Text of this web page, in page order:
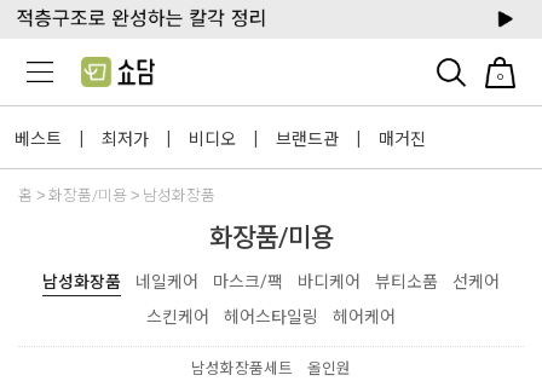
0
베스트 | 최저가 | 비디오 | 브랜드관 | 매거진
홈 화장품/미용 남성화장품
화장품/미용
남성화장품 네일케어 마스크/팩 바디케어 뷰티소품
선케어
스킨케어
헤어스타일링 헤어케어
남성화장품세트 올인원